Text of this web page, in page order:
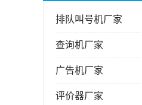
排队叫号机厂家
查询机厂家
广告机厂家
评价器厂家